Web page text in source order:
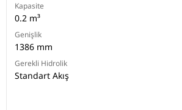
Kapasite
0.2 m³
Genişlik
1386 mm
Gerekli Hidrolik
Standart Akış